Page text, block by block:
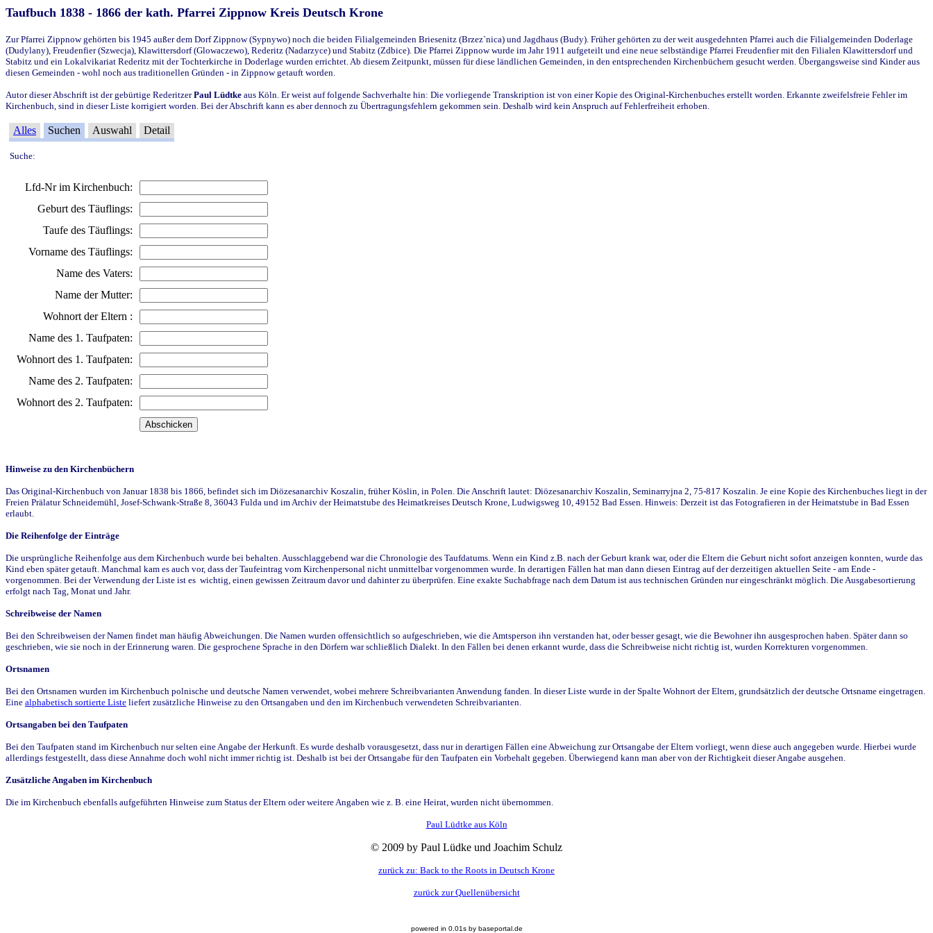
Taufbuch 1838 - 1866 der kath. Pfarrei Zippnow Kreis Deutsch Krone
Zur Pfarrei Zippnow gehörten bis 1945 außer dem Dorf Zippnow (Sypnywo) noch die beiden Filialgemeinden Briesenitz (Brzez`nica) und Jagdhaus (Budy). Früher gehörten zu der weit ausgedehnten Pfarrei auch die Filialgemeinden Doderlage
(Dudylany), Freudenfier (Szwecja), Klawittersdorf (Glowaczewo), Rederitz (Nadarzyce) und Stabitz (Zdbice). Die Pfarrei Zippnow wurde im Jahr 1911 aufgeteilt und eine neue selbständige Pfarrei Freudenfier mit den Filialen Klawittersdorf und
Stabitz und ein Lokalvikariat Rederitz mit der Tochterkirche in Doderlage wurden errichtet. Ab diesem Zeitpunkt, müssen für diese ländlichen Gemeinden, in den entsprechenden Kirchenbüchern gesucht werden. Übergangsweise sind Kinder aus
diesen Gemeinden - wohl noch aus traditionellen Gründen - in Zippnow getauft worden.
Autor dieser Abschrift ist der gebürtige RederitzerPaul Lüdtke aus Köln. Er weist auf folgende Sachverhalte hin: Die vorliegende Transkription ist von einer Kopie des Original-Kirchenbuches erstellt worden. Erkannte zweifelsfreie Fehler im
Kirchenbuch, sind in dieser Liste korrigiert worden. Bei der Abschrift kann es aber dennoch zu Übertragungsfehlern gekommen sein. Deshalb wird kein Anspruch auf Fehlerfreiheit erhoben.
Alles Suchen Auswahl Detail
Suche:
Lfd-Nr im Kirchenbuch:
Geburt des Täuflings:
Taufe des Täuflings:
Vorname des Täuflings:
Name des Vaters:
Name der Mutter:
Wohnort der Eltern :
Name des 1. Taufpaten:
Wohnort des 1. Taufpaten:
Name des 2. Taufpaten:
Wohnort des 2. Taufpaten:
Hinweise zu den Kirchenbüchern
Das Original-Kirchenbuch von Januar 1838 bis 1866, befindet sich im Diözesanarchiv Koszalin, früher Köslin, in Polen. Die Anschrift lautet: Diözesanarchiv Koszalin, Seminarryjna 2, 75-817 Koszalin. Je eine Kopie des Kirchenbuches liegt in der
Freien Prälatur Schneidemühl, Josef-Schwank-Straße 8, 36043 Fulda und im Archiv der Heimatstube des Heimatkreises Deutsch Krone, Ludwigsweg 10, 49152 Bad Essen. Hinweis: Derzeit ist das Fotografieren in der Heimatstube in Bad Essen
erlaubt.
Die Reihenfolge der Einträge
Die ursprüngliche Reihenfolge aus dem Kirchenbuch wurde bei behalten. Ausschlaggebend war die Chronologie des Taufdatums. Wenn ein Kind z.B. nach der Geburt krank war, oder die Eltern die Geburt nicht sofort anzeigen konnten, wurde das
Kind eben später getauft. Manchmal kam es auch vor, dass der Taufeintrag vom Kirchenpersonal nicht unmittelbar vorgenommen wurde. In derartigen Fällen hat man dann diesen Eintrag auf der derzeitigen aktuellen Seite - am Ende -
vorgenommen. Bei der Verwendung der Liste ist es wichtig, einen gewissen Zeitraum davor und dahinter zu überprüfen. Eine exakte Suchabfrage nach dem Datum ist aus technischen Gründen nur eingeschränkt möglich. Die Ausgabesortierung
erfolgt nach Tag, Monat und Jahr.
Schreibweise der Namen
Bei den Schreibweisen der Namen findet man häufig Abweichungen. Die Namen wurden offensichtlich so aufgeschrieben, wie die Amtsperson ihn verstanden hat, oder besser gesagt, wie die Bewohner ihn ausgesprochen haben. Später dann so
geschrieben, wie sie noch in der Erinnerung waren. Die gesprochene Sprache in den Dörfern war schließlich Dialekt. In den Fällen bei denen erkannt wurde, dass die Schreibweise nicht richtig ist, wurden Korrekturen vorgenommen.
Ortsnamen
Bei den Ortsnamen wurden im Kirchenbuch polnische und deutsche Namen verwendet, wobei mehrere Schreibvarianten Anwendung fanden. In dieser Liste wurde in der Spalte Wohnort der Eltern, grundsätzlich der deutsche Ortsname eingetragen.
Eine alphabetisch sortierte Liste liefert zusätzliche Hinweise zu den Ortsangaben und den im Kirchenbuch verwendeten Schreibvarianten.
Ortsangaben bei den Taufpaten
Bei den Taufpaten stand im Kirchenbuch nur selten eine Angabe der Herkunft. Es wurde deshalb vorausgesetzt, dass nur in derartigen Fällen eine Abweichung zur Ortsangabe der Eltern vorliegt, wenn diese auch angegeben wurde. Hierbei wurde
allerdings festgestellt, dass diese Annahme doch wohl nicht immer richtig ist. Deshalb ist bei der Ortsangabe für den Taufpaten ein Vorbehalt gegeben. Überwiegend kann man aber von der Richtigkeit dieser Angabe ausgehen.
Zusätzliche Angaben im Kirchenbuch
Die im Kirchenbuch ebenfalls aufgeführten Hinweise zum Status der Eltern oder weitere Angaben wie z. B. eine Heirat, wurden nicht übernommen.
Paul Lüdtke aus Köln
© 2009 by Paul Lüdke und Joachim Schulz
zurück zu: Back to the Roots in Deutsch Krone
zurück zur Quellenübersicht
powered in 0.01s by baseportal.de